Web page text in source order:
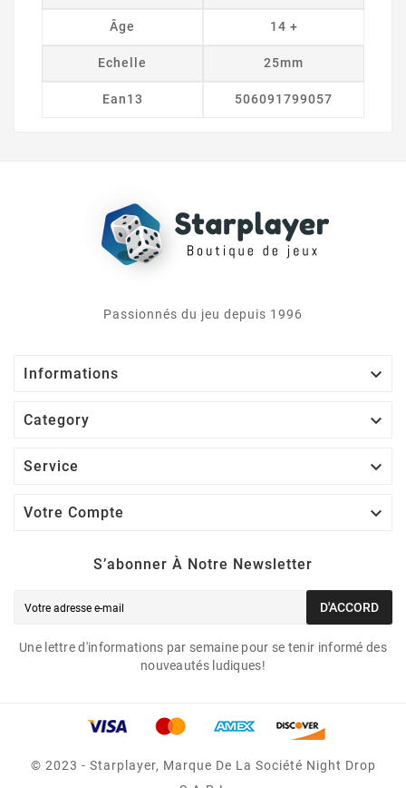
Âge 14 +
Echelle 25mm
Ean13 506091799057
Passionnés du jeu depuis 1996
Informations 
Category 
Service 
Votre Compte 
S’abonner À Notre Newsletter
D'ACCORD
Une lettre d'informations par semaine pour se tenir informé des
nouveautés ludiques!
© 2023 - Starplayer, Marque De La Société Night Drop